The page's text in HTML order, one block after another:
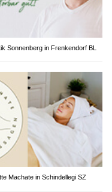
Sonnenberg in Frenkendorf BL
Machate in Schindellegi SZ